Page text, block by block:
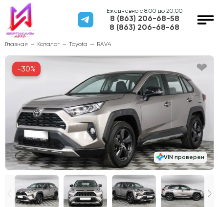
Ежедневно с 8:00 до 20:00
8 (863) 206-68-58
8 (863) 206-68-68
Главная Каталог Toyota RAV4
VIN проверен
-30%